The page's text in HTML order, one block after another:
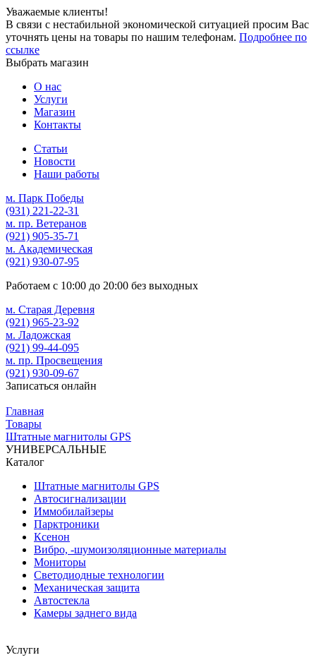
Уважаемые клиенты!
В связи с нестабильной экономической ситуацией просим Вас
уточнять цены на товары по нашим телефонам. Подробнее по
ссылке
Выбрать магазин
О нас
Услуги
Магазин
Контакты
Статьи
Новости
Наши работы
м. Парк Победы
(931) 221-22-31
м. пр. Ветеранов
(921) 905-35-71
м. Академическая
(921) 930-07-95
Работаем с 10:00 до 20:00 без выходных
м. Старая Деревня
(921) 965-23-92
м. Ладожская
(921) 99-44-095
м. пр. Просвещения
(921) 930-09-67
Записаться онлайн
Главная
Товары
Штатные магнитолы GPS
УНИВЕРСАЛЬНЫЕ
Каталог
Штатные магнитолы GPS
Автосигнализации
Иммобилайзеры
Парктроники
Ксенон
Вибро, -шумоизоляционные материалы
Мониторы
Светодиодные технологии
Механическая защита
Автостекла
Камеры заднего вида
Услуги